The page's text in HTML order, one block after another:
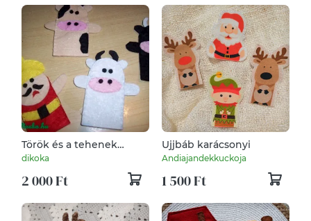
Török és a tehenek
ujjbábkészlet
dikoka
2 000 Ft
Ujjbáb karácsonyi
Andiajandekkuckoja
1 500 Ft